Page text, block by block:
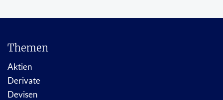
Themen
Aktien
Derivate
Devisen